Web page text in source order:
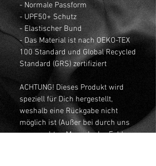
- Normale Passform
- UPF50+ Schutz
- Elastischer Bund
- Das Material ist nach OEKO-TEX
100 Standard und Global Recycled
Standard (GRS) zertifiziert
ACHTUNG! Dieses Produkt wird
speziell für Dich hergestellt,
weshalb eine Rückgabe nicht
möglich ist (Außer bei durch uns
verursachten Mengel oder Fehlern.